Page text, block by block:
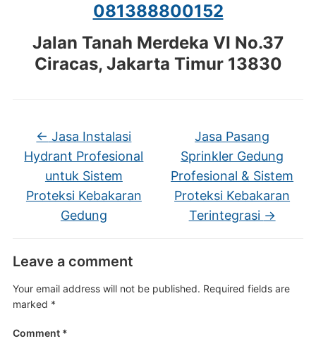
081388800152
Jalan Tanah Merdeka VI No.37
Ciracas, Jakarta Timur 13830
← Jasa Instalasi
Hydrant Profesional
untuk Sistem
Proteksi Kebakaran
Gedung
Jasa Pasang
Sprinkler Gedung
Profesional & Sistem
Proteksi Kebakaran
Terintegrasi →
Leave a comment
Your email address will not be published. Required fields are
marked *
Comment *